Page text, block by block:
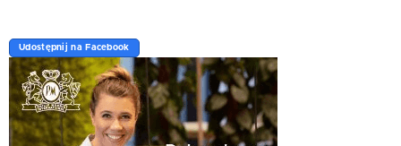
Udostępnij na Facebook